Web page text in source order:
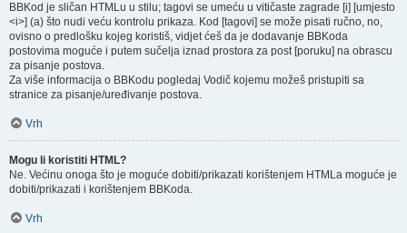
BBKod je sličan HTMLu u stilu; tagovi se umeću u vitičaste zagrade [i] [umjesto
<i>] (a) što nudi veću kontrolu prikaza. Kod [tagovi] se može pisati ručno, no,
ovisno o predlošku kojeg koristiš, vidjet ćeš da je dodavanje BBKoda
postovima moguće i putem sučelja iznad prostora za post [poruku] na obrascu
za pisanje postova.
Za više informacija o BBKodu pogledaj Vodič kojemu možeš pristupiti sa
stranice za pisanje/uređivanje postova.
Vrh
Mogu li koristiti HTML?
Ne. Većinu onoga što je moguće dobiti/prikazati korištenjem HTMLa moguće je
dobiti/prikazati i korištenjem BBKoda.
Vrh